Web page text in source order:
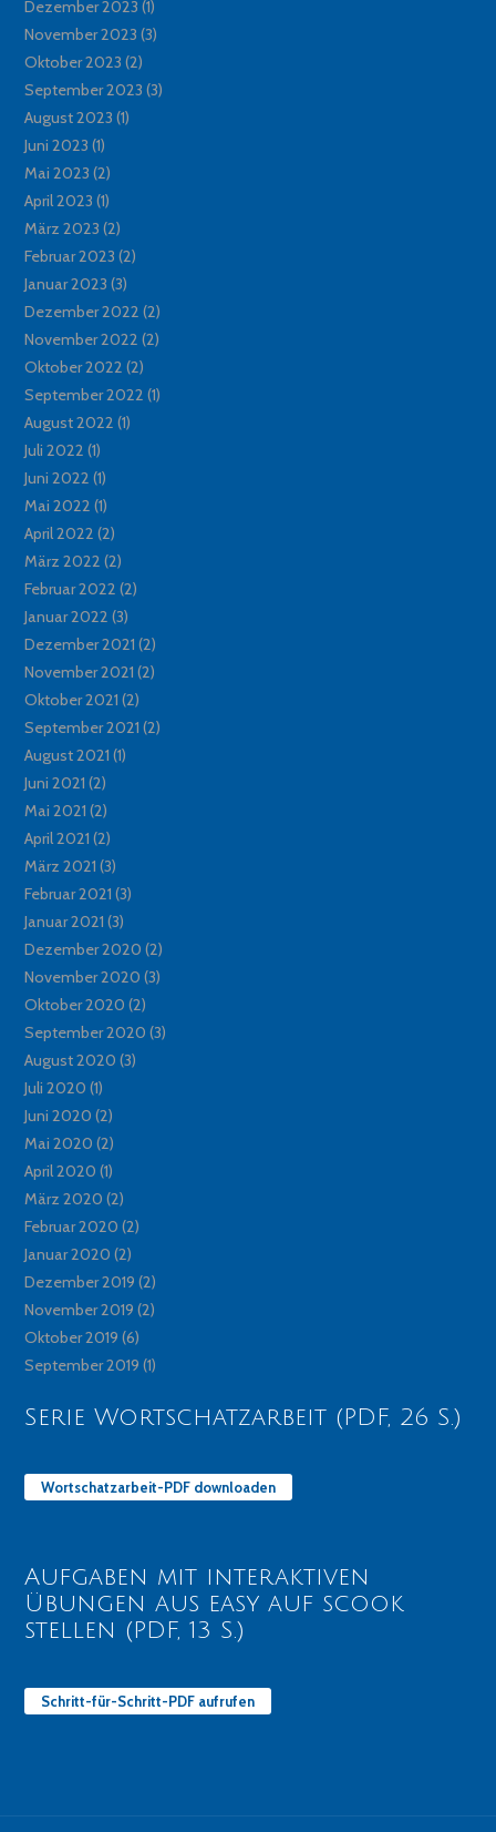
Dezember 2023 (1)
November 2023 (3)
Oktober 2023 (2)
September 2023 (3)
August 2023 (1)
Juni 2023 (1)
Mai 2023 (2)
April 2023 (1)
März 2023 (2)
Februar 2023 (2)
Januar 2023 (3)
Dezember 2022 (2)
November 2022 (2)
Oktober 2022 (2)
September 2022 (1)
August 2022 (1)
Juli 2022 (1)
Juni 2022 (1)
Mai 2022 (1)
April 2022 (2)
März 2022 (2)
Februar 2022 (2)
Januar 2022 (3)
Dezember 2021 (2)
November 2021 (2)
Oktober 2021 (2)
September 2021 (2)
August 2021 (1)
Juni 2021 (2)
Mai 2021 (2)
April 2021 (2)
März 2021 (3)
Februar 2021 (3)
Januar 2021 (3)
Dezember 2020 (2)
November 2020 (3)
Oktober 2020 (2)
September 2020 (3)
August 2020 (3)
Juli 2020 (1)
Juni 2020 (2)
Mai 2020 (2)
April 2020 (1)
März 2020 (2)
Februar 2020 (2)
Januar 2020 (2)
Dezember 2019 (2)
November 2019 (2)
Oktober 2019 (6)
September 2019 (1)
Serie Wortschatzarbeit (PDF, 26 S.)
Wortschatzarbeit-PDF downloaden
Aufgaben mit interaktiven
Übungen aus easy auf scook
stellen (PDF, 13 S.)
Schritt-für-Schritt-PDF aufrufen